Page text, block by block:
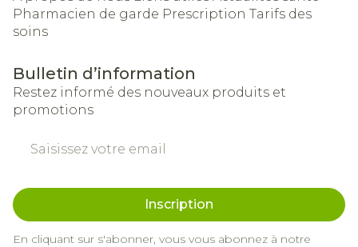
Pharmacien de garde Prescription Tarifs des
soins
Bulletin d’information
Restez informé des nouveaux produits et
promotions
Inscription
En cliquant sur s'abonner, vous vous abonnez à notre